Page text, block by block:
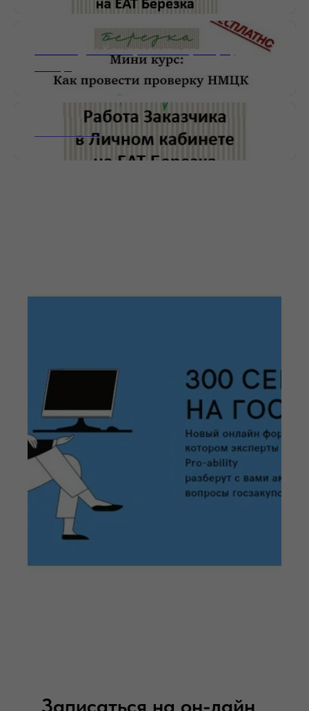
Мини-курс: Как провести проверку
___________________
Записаться на он-лайн